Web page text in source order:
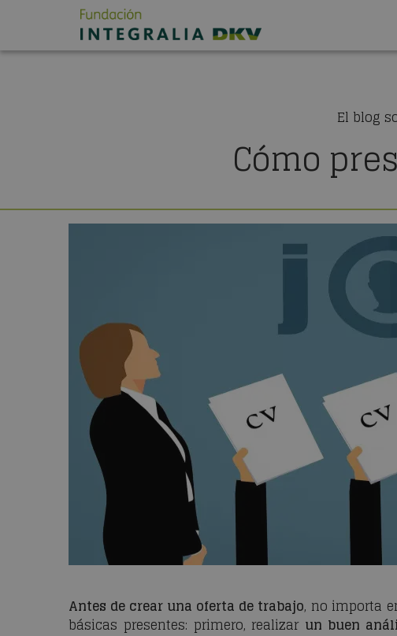
El blog
Cómo
Antes de crear una oferta de trabajo, no importa
básicas presentes: primero, realizar un buen